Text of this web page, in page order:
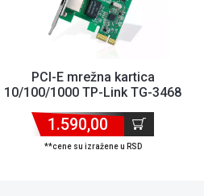
PCI-E mrežna kartica
10/100/1000 TP-Link TG-3468
1.590,00
**cene su izražene u RSD